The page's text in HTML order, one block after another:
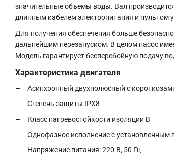
значительные объемы воды. Вал
длинным кабелем электропитания и пультом
Для получения обеспечения больше
дальнейшим перезапуском. В целом насос
Модель гарантирует бесперебойную подачу
Характеристика двигателя
Асинхронный двухполюсный с
Степень защиты IPX8
Класс нагревостойкости изоляции В
Однофазное исполнение с установленным
Напряжение питания: 220 В, 50 Гц